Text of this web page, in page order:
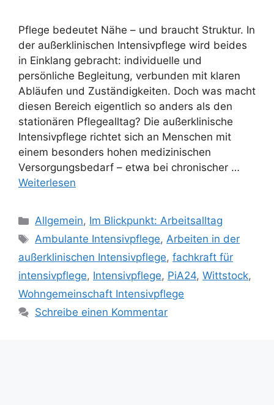
Pflege bedeutet Nähe – und braucht Struktur. In
der außerklinischen Intensivpflege wird beides
in Einklang gebracht: individuelle und
persönliche Begleitung, verbunden mit klaren
Abläufen und Zuständigkeiten. Doch was macht
diesen Bereich eigentlich so anders als den
stationären Pflegealltag? Die außerklinische
Intensivpflege richtet sich an Menschen mit
einem besonders hohen medizinischen
Versorgungsbedarf – etwa bei chronischer …
Weiterlesen
Allgemein, Im Blickpunkt: Arbeitsalltag
Ambulante Intensivpflege,Arbeiten in der
außerklinischen Intensivpflege, fachkraft für
intensivpflege, Intensivpflege, PiA24, Wittstock,
Wohngemeinschaft Intensivpflege
Schreibe einen Kommentar